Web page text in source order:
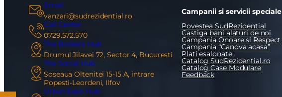
Email
vanzari@sudrezidential.ro
Call Center
0729.572.570
The Brokers Hub
Drumul Jilavei 72, Sector 4, Bucuresti
The Social Hub
Soseaua Oltenitei 15-15 A, intrare
Popesti-Leordeni, Ilfov
Urban Expo Hub
Campanii si servicii speciale
Povestea SudRezidential
Castiga bani alaturi de noi
Campania Onoare si Respect
Campania “Candva acasa”
Plati esalonate
Catalog SudRezidential.ro
Catalog Case Modulare
Feedback